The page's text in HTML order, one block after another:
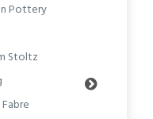
Pottery
Stoltz